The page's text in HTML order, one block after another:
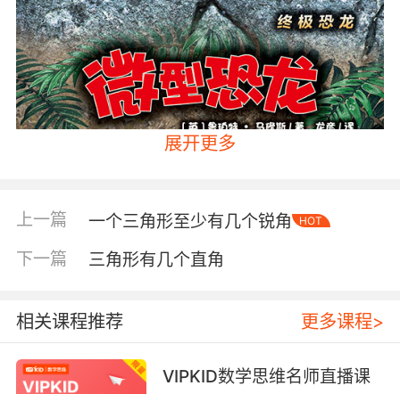
展开更多
上一篇 一个三角形至少有几个锐角 HOT
下一篇 三角形有几个直角
相关课程推荐 更多课程>
VIPKID数学思维名师直播课